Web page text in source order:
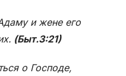
и жене его
(Быт.3:21)
о Господе,